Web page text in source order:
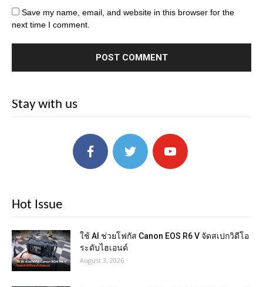
Save my name, email, and website in this browser for the
next time I comment.
Stay with us
Hot Issue
ใช้ AI ช่วยโฟกัส Canon EOS R6 V จัดสเปกวิดีโอ
ระดับไฮเอนด์
August 3, 2026